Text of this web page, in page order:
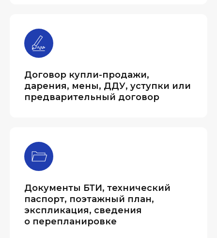
Договор купли-продажи,
дарения, мены, ДДУ, уступки или
предварительный договор
Документы БТИ, технический
паспорт, поэтажный план,
экспликация, сведения
о перепланировке